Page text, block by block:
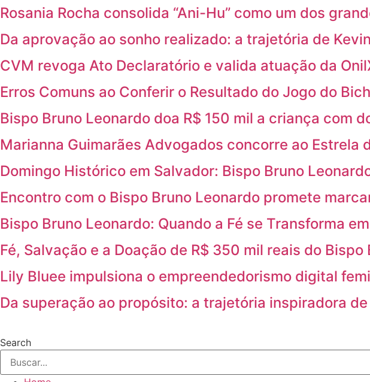
Rosania Rocha consolida “Ani-Hu” como um dos
Da aprovação ao sonho realizado: a trajetória de
CVM revoga Ato Declaratório e valida atuação da
Erros Comuns ao Conferir o Resultado do Jogo do
Bispo Bruno Leonardo doa R$ 150 mil a criança com
Marianna Guimarães Advogados concorre ao Estrela
Domingo Histórico em Salvador: Bispo Bruno
Encontro com o Bispo Bruno Leonardo promete
Bispo Bruno Leonardo: Quando a Fé se Transforma
Fé, Salvação e a Doação de R$ 350 mil reais do Bispo
Lily Bluee impulsiona o empreendedorismo digital
Da superação ao propósito: a trajetória inspiradora
Search